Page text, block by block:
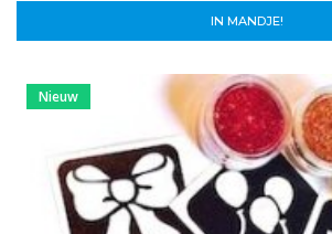
IN MANDJE!
Nieuw